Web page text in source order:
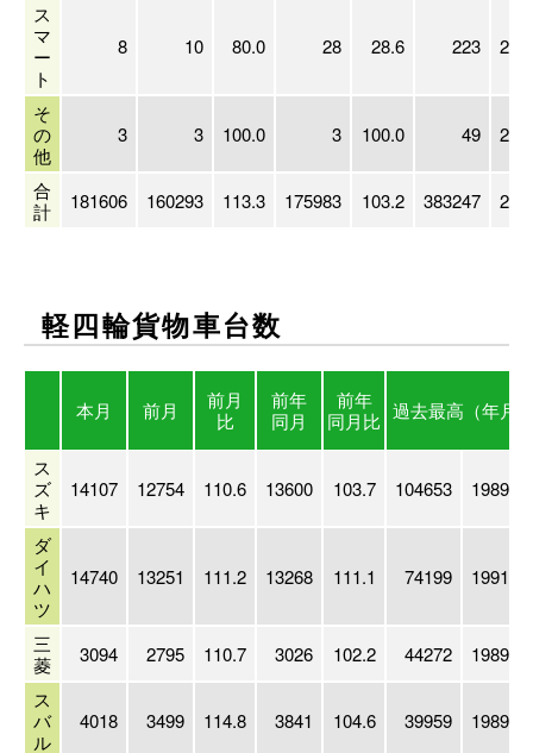
ス
マ
ー
ト
8 10 80.0 28 28.6 223
そ
の
他
3 3 100.0 3 100.0 49
合
計
181606 160293 113.3 175983 103.2 383247
軽四輪貨物車台数
本月 前月
前月
比
前年
同月
前年
同月比 過去最高 （年月
ス
ズ
キ
14107 12754 110.6 13600 103.7 104653 1989/03
ダ
イ
ハ
ツ
14740 13251 111.2 13268 111.1 74199 1991/03
三
菱
3094 2795 110.7 3026 102.2 44272
1989/03
ス
バ
ル
4018 3499 114.8 3841 104.6 39959 1989/03